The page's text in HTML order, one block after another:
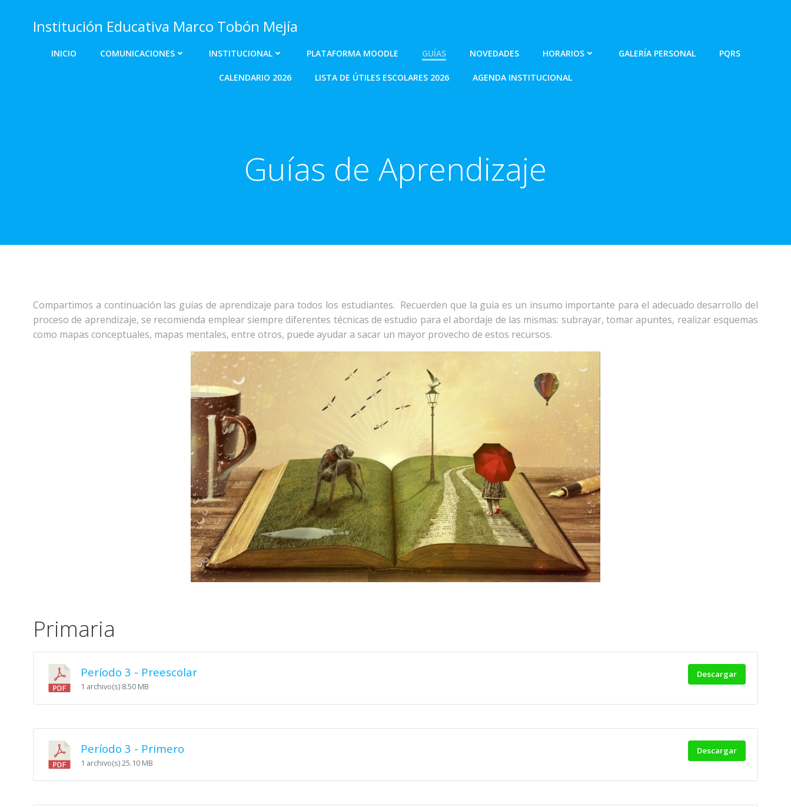
contenidoInstitución Educativa Marco Tobón Mejía
INICIO COMUNICACIONES INSTITUCIONAL PLATAFORMA MOODLE GUÍAS NOVEDADES HORARIOS GALERÍA PERSONAL PQRS
CALENDARIO 2026 LISTA DE ÚTILES ESCOLARES 2026 AGENDA INSTITUCIONAL
Guías de Aprendizaje
Compartimos a continuación las guías de aprendizaje para todos los estudiantes. Recuerden que la guía es un insumo importante para el adecuado desarrollo del
proceso de aprendizaje, se recomienda emplear siempre diferentes técnicas de estudio para el abordaje de las mismas: subrayar, tomar apuntes, realizar esquemas
como mapas conceptuales, mapas mentales, entre otros, puede ayudar a sacar un mayor provecho de estos recursos.
Primaria
Período 3 - Preescolar
1 archivo(s) 8.50 MB
Descargar
Período 3 - Primero
1 archivo(s)25.10 MB
Descargar